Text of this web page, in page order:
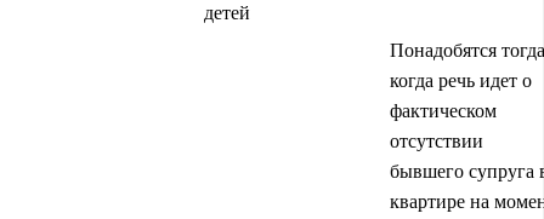
детей
Понадобятся
когда речь идет о
фактическом
отсутствии
бывшего супруга
квартире на